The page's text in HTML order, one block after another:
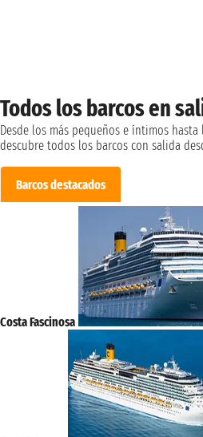
Todos los barcos en
Desde los más pequeños e íntimos
descubre todos los barcos con salida
Barcos destacados
Costa Fascinosa